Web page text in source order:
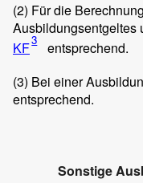
(2) Für die
Ausbildungsentgeltes
KF3
entsprechend.
(3) Bei einer
entsprechend.
Sonstige